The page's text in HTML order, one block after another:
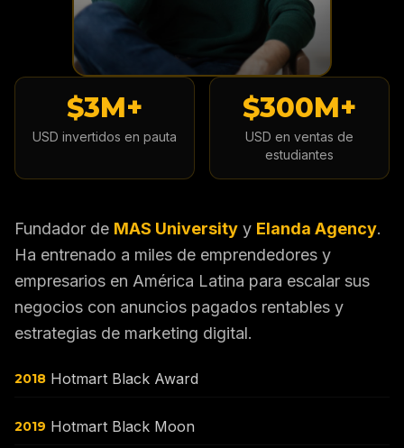
$3M+
USD invertidos en pauta
$300M+
USD en ventas de
estudiantes
Fundador de MAS University y Elanda Agency.
Ha entrenado a miles de emprendedores y
empresarios en América Latina para escalar sus
negocios con anuncios pagados rentables y
estrategias de marketing digital.
2018 Hotmart Black Award
2019 Hotmart Black Moon